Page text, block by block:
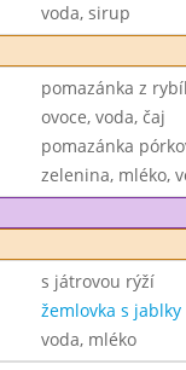
voda, sirup
pomazánka z
ovoce, voda, čaj
pomazánka
zelenina, mléko,
s játrovou rýží
žemlovka s
voda, mléko